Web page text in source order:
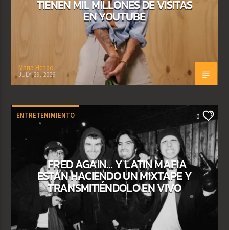
TIENEN MIL MILLONES DE VISITAS
EN YOUTUBE
Maria Henao
JULY 29, 2026
ENTRETENIMIENTO 0
FRED AGAIN… Y LATIN MAFIA
ESTÁN HACIENDO UN MIXTAPE Y
TRANSMITIÉNDOLO EN VIVO